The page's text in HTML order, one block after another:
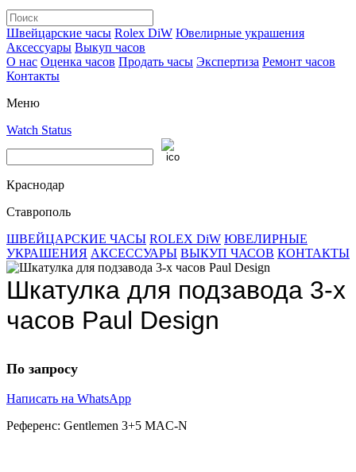
Швейцарские часы Rolex DiW Ювелирные украшения
Аксессуары Выкуп часов
О нас Оценка часов Продать часы Экспертиза Ремонт часов
Контакты
Меню
Watch Status
Краснодар
Ставрополь
ШВЕЙЦАРСКИЕ ЧАСЫ ROLEX DiW ЮВЕЛИРНЫЕ
УКРАШЕНИЯ АКСЕССУАРЫ ВЫКУП ЧАСОВ КОНТАКТЫ
Шкатулка для подзавода 3-х
часов Paul Design
По запросу
Написать на WhatsApp
Референс: Gentlemen 3+5 MAC-N